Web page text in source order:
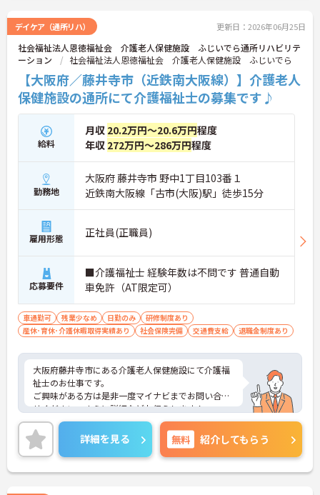
デイケア（通所リハ） 更新日：2026年06月25日
社会福祉法人恩徳福祉会 介護老人保健施設 ふじいでら通所リハビリテ
ーション
社会福祉法人恩徳福祉会 介護老人保健施設 ふじいでら
【大阪府／藤井寺市（近鉄南大阪線）】介護老人
保健施設の通所にて介護福祉士の募集です♪
給料
月収 20.2万円～20.6万円程度
年収 272万円～286万円程度
勤務地
大阪府 藤井寺市 野中1丁目103番１
近鉄南大阪線「古市(大阪)駅」徒歩15分
雇用形態 正社員(正職員)
応募要件
■介護福祉士 経験年数は不問です 普通自動
車免許（AT限定可）
車通勤可 残業少なめ 日勤のみ
研修制度あり
産休･育休･介護休暇取得実績あり
社会保険完備 交通費支給 退職金制度あり
大阪府藤井寺市にある介護老人保健施設にて介護福
祉士のお仕事です。
ご興味がある方は是非一度マイナビまでお問い合わ
せください。さらに詳細などお伝えします！
詳細を見る 無料 紹介してもらう